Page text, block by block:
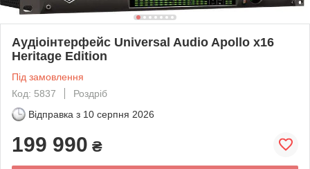
Аудіоінтерфейс Universal Audio Apollo x16
Heritage Edition
Під замовлення
Код: 5837
Роздріб
Відправка з 10 серпня 2026
199 990 ₴